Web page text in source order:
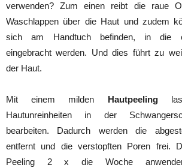
verwenden? Zum einen reibt die raue
Waschlappen über die Haut und zudem
sich am Handtuch befinden, in die
eingebracht werden. Und dies führt zu
der Haut.
Mit einem milden Hautpeeling
Hautunreinheiten in der
bearbeiten. Dadurch werden die
entfernt und die verstopften Poren frei.
Peeling 2 x die Woche